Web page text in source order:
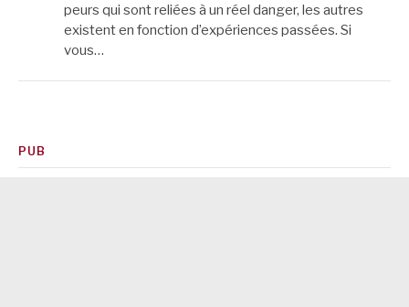
peurs qui sont reliées à un réel danger, les autres
existent en fonction d’expériences passées. Si
vous…
PUB